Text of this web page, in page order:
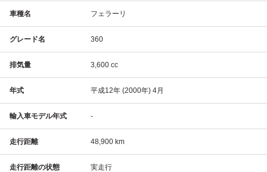
車種名 フェラーリ
グレード名 360
排気量 3,600 cc
年式 平成12年 (2000年) 4月
輸入車モデル年式 -
走行距離 48,900 km
走行距離の状態 実走行